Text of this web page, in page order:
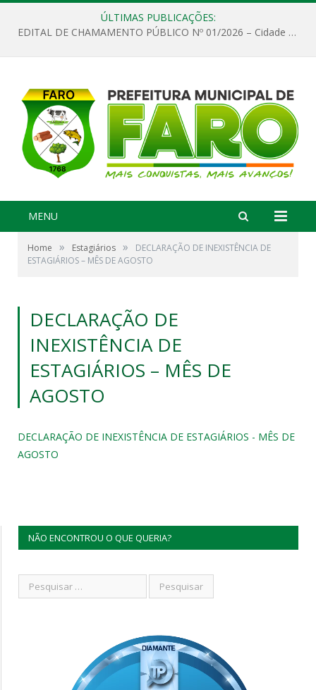
ÚLTIMAS PUBLICAÇÕES:
EDITAL DE CHAMAMENTO PÚBLICO Nº 01/2026 – Cidade de Faro
MENU
Home » Estagiários »
DECLARAÇÃO DE INEXISTÊNCIA DE
ESTAGIÁRIOS – MÊS DE AGOSTO
DECLARAÇÃO DE
INEXISTÊNCIA DE
ESTAGIÁRIOS – MÊS DE
AGOSTO
DECLARAÇÃO DE INEXISTÊNCIA DE ESTAGIÁRIOS - MÊS DE
AGOSTO
NÃO ENCONTROU O QUE QUERIA?